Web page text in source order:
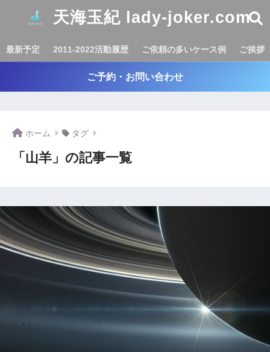
天海玉紀 lady-joker.com
最新予定 2011-2022活動履歴 ご依頼の多いケース例 ご挨拶
ご予約・お問い合わせ
ホーム タグ
「山羊」の記事一覧